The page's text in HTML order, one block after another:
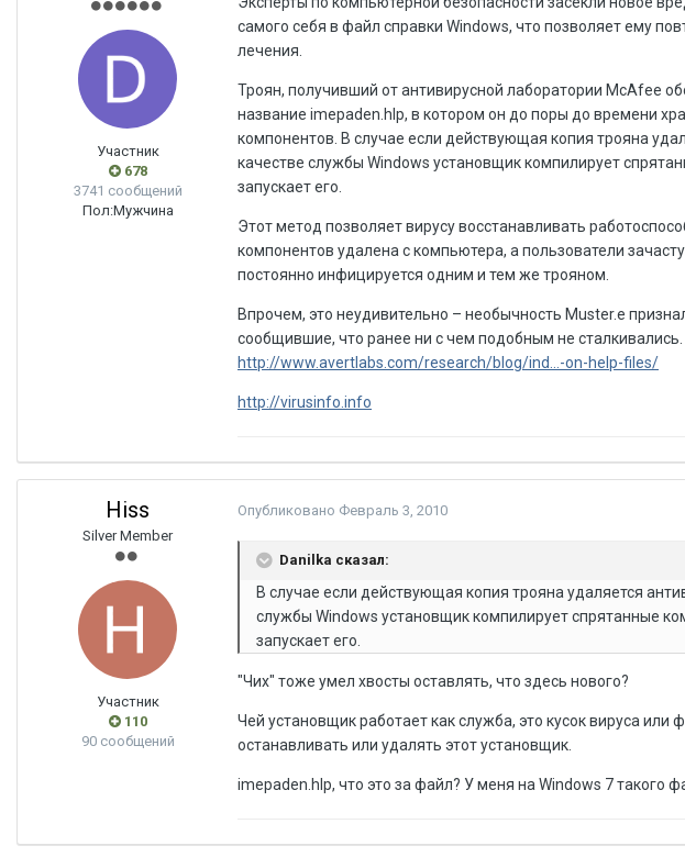
Участник
678
3741 сообщений
Пол:Мужчина
самого себя в файл справки Windows, что позволяет ему
лечения.
Троян, получивший от антивирусной лаборатории McAfee
название imepaden.hlp, в котором он до поры до времени
компонентов. В случае если действующая копия трояна
качестве службы Windows установщик компилирует
запускает его.
Этот метод позволяет вирусу восстанавливать
компонентов удалена с компьютера, а пользователи
постоянно инфицируется одним и тем же трояном.
Впрочем, это неудивительно – необычность Muster.e
сообщившие, что ранее ни с чем подобным не
http://www.avertlabs.com/research/blog/ind...-on-help-files/
http://virusinfo.info
Hiss
Silver Member
Участник
110
90 сообщений
Опубликовано Февраль 3, 2010
Danilka сказал:
В случае если действующая копия трояна удаляется
службы Windows установщик компилирует спрятанные
запускает его.
"Чих" тоже умел хвосты оставлять, что здесь нового?
Чей установщик работает как служба, это кусок вируса
останавливать или удалять этот установщик.
imepaden.hlp, что это за файл? У меня на Windows 7 такого